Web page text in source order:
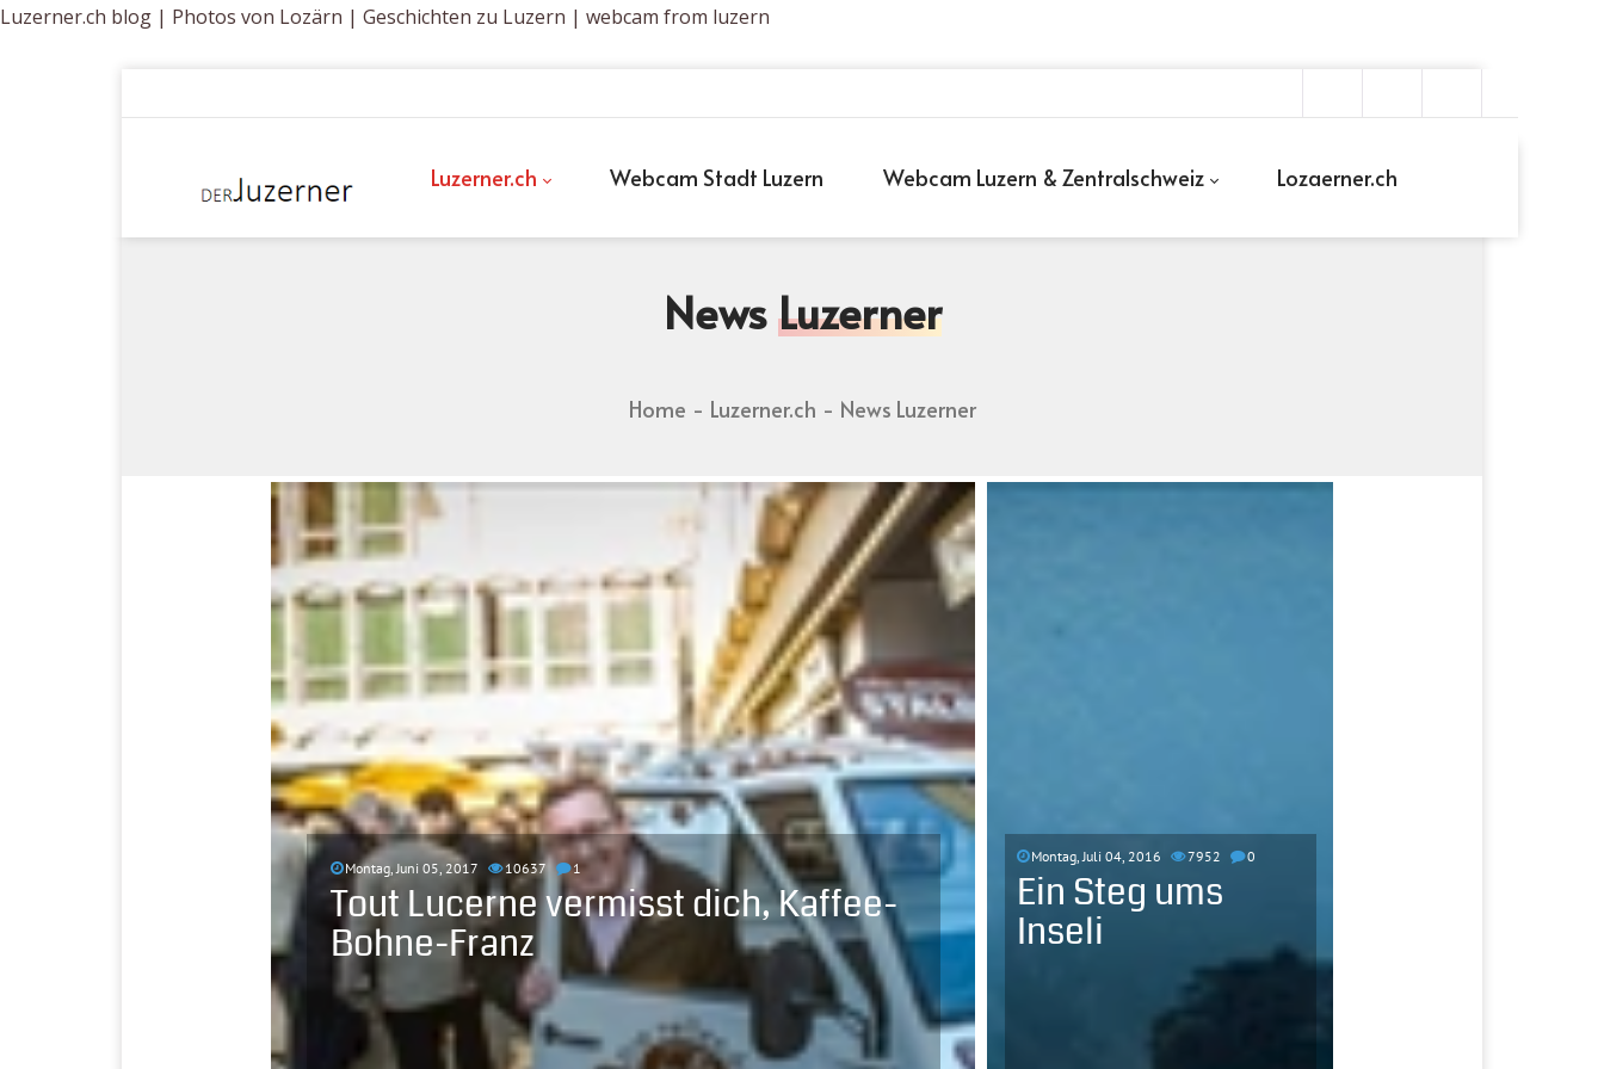
Luzerner.ch blog | Photos von Lozärn | Geschichten zu Luzern | webcam from luzern
Luzerner.ch Webcam Stadt Luzern Webcam Luzern & Zentralschweiz Lozaerner.ch
NewsLuzerner
Home Luzerner.ch News Luzerner
Montag, Juni 05, 2017 10637 1
Tout Lucerne vermisst dich, Kaffee-
Bohne-Franz
Montag, Juli 04, 2016 7952 0
Ein Steg ums
Inseli